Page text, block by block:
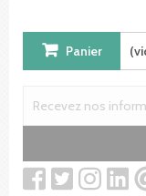
Panier